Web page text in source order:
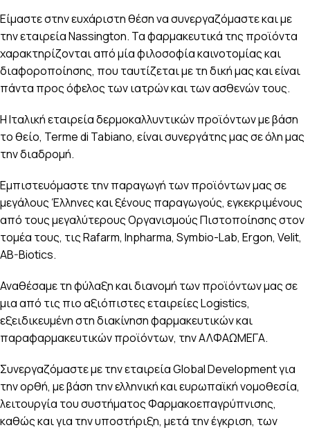
Είμαστε στην ευχάριστη θέση να συνεργαζόμαστε και με
την εταιρεία Nassington. Τα φαρμακευτικά της προϊόντα
χαρακτηρίζονται από μία φιλοσοφία καινοτομίας και
διαφοροποίησης, που ταυτίζεται με τη δική μας και είναι
πάντα προς όφελος των ιατρών και των ασθενών τους.
Η Ιταλική εταιρεία δερμοκαλλυντικών προϊόντων με βάση
το θείο, Terme di Tabiano, είναι συνεργάτης μας σε όλη μας
την διαδρομή.
Εμπιστευόμαστε την παραγωγή των προϊόντων μας σε
μεγάλους Έλληνες και ξένους παραγωγούς, εγκεκριμένους
από τους μεγαλύτερους Οργανισμούς Πιστοποίησης στον
τομέα τους, τις Rafarm, Inpharma, Symbio-Lab, Ergon, Velit,
AB-Biotics.
Αναθέσαμε τη φύλαξη και διανομή των προϊόντων μας σε
μια από τις πιο αξιόπιστες εταιρείες Logistics,
εξειδικευμένη στη διακίνηση φαρμακευτικών και
παραφαρμακευτικών προϊόντων, την ΑΛΦΑΩΜΕΓΑ.
Συνεργαζόμαστε με την εταιρεία Global Development για
την ορθή, με βάση την ελληνική και ευρωπαϊκή νομοθεσία,
λειτουργία του συστήματος Φαρμακοεπαγρύπνισης,
καθώς και για την υποστήριξη, μετά την έγκριση, των